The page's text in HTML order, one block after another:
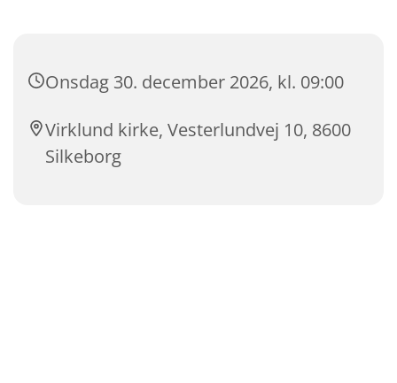
Onsdag 30. december 2026, kl. 09:00
Virklund kirke, Vesterlundvej 10, 8600
Silkeborg